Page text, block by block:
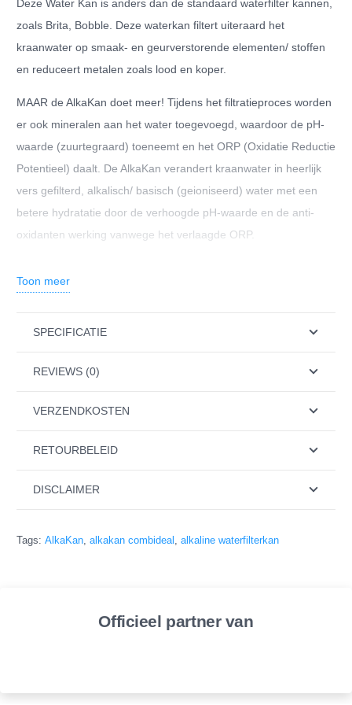
Deze Water Kan is anders dan de standaard waterfilter kannen,
zoals Brita, Bobble. Deze waterkan filtert uiteraard het
kraanwater op smaak- en geurverstorende elementen/ stoffen
en reduceert metalen zoals lood en koper.
MAAR de AlkaKan doet meer! Tijdens het filtratieproces worden
er ook mineralen aan het water toegevoegd, waardoor de pH-
waarde (zuurtegraard) toeneemt en het ORP (Oxidatie Reductie
Potentieel) daalt. De AlkaKan verandert kraanwater in heerlijk
vers gefilterd, alkalisch/ basisch (geioniseerd) water met een
betere hydratatie door de verhoogde pH-waarde en de anti-
oxidanten werking vanwege het verlaagde ORP.
Verbetert de smaak van warme en koude dranken (voller
Ideaal voor gezond koken
Heerlijk fris, gealkaliseerd en gemineraliseerd water
Toon meer
SPECIFICATIE
REVIEWS (0)
VERZENDKOSTEN
RETOURBELEID
DISCLAIMER
Tags: AlkaKan, alkakan combideal , alkaline waterfilterkan
Officieel partner van